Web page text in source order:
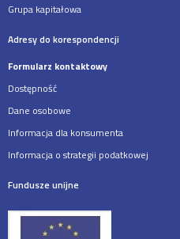
Grupa kapitałowa
Adresy do korespondencji
Formularz kontaktowy
Dostępność
Dane osobowe
Informacja dla konsumenta
Informacja o strategii podatkowej
Fundusze unijne